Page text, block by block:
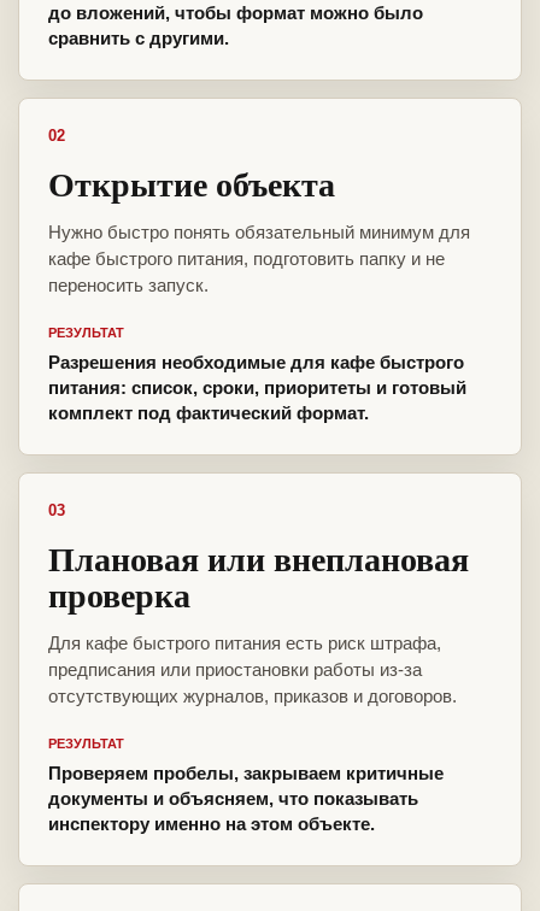
до вложений, чтобы формат можно было
сравнить с другими.
02
Открытие объекта
Нужно быстро понять обязательный минимум для
кафе быстрого питания, подготовить папку и не
переносить запуск.
РЕЗУЛЬТАТ
Разрешения необходимые для кафе быстрого
питания: список, сроки, приоритеты и готовый
комплект под фактический формат.
03
Плановая или внеплановая
проверка
Для кафе быстрого питания есть риск штрафа,
предписания или приостановки работы из-за
отсутствующих журналов, приказов и договоров.
РЕЗУЛЬТАТ
Проверяем пробелы, закрываем критичные
документы и объясняем, что показывать
инспектору именно на этом объекте.